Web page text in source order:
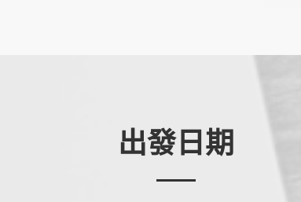
出發日期